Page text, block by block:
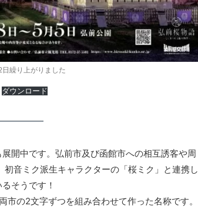
繰り上がりました
ダウンロード
展開中です。弘前市及び函館市への相互誘客や周
音ミク派生キャラクターの「桜ミク」と連携し
そうです！
の2文字ずつを組み合わせて作った名称です。